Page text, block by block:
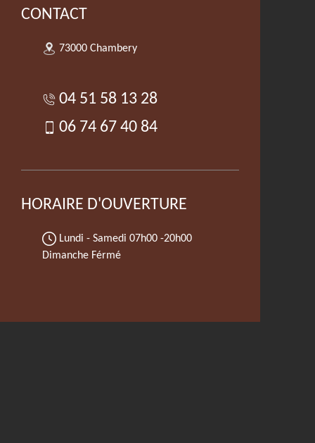
CONTACT
73000 Chambery
04 51 58 13 28
06 74 67 40 84
HORAIRE D'OUVERTURE
Lundi - Samedi 07h00 -20h00
Dimanche Férmé